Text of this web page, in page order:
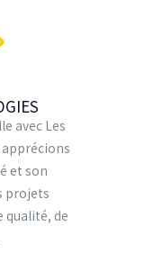
avec Les
apprécions
et son
projets
qualité, de